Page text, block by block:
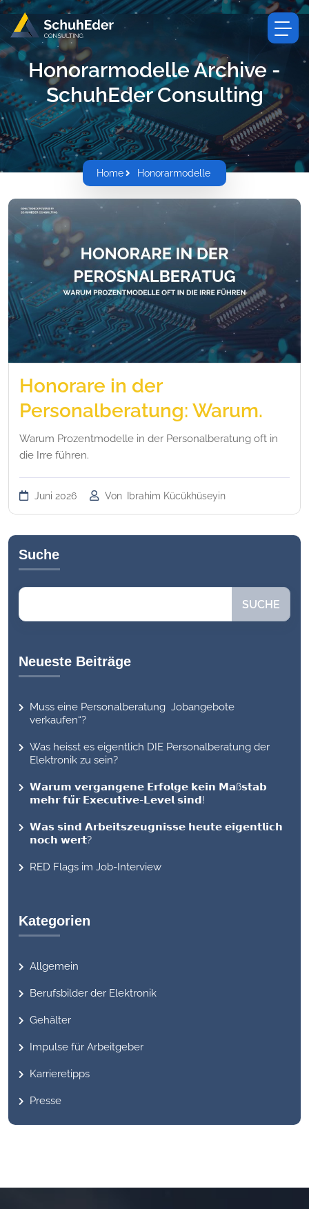
Honorarmodelle Archive -
SchuhEder Consulting
Home Honorarmodelle
Honorare in der
Personalberatung: Warum.
Warum Prozentmodelle in der Personalberatung oft in
die Irre führen.
Juni 2026 Von Ibrahim Kücükhüseyin
Suche
Suchen SUCHE
Neueste Beiträge
Muss eine Personalberatung Jobangebote
verkaufen“?
Was heisst es eigentlich DIE Personalberatung der
Elektronik zu sein?
𝗪𝗮𝗿𝘂𝗺 𝘃𝗲𝗿𝗴𝗮𝗻𝗴𝗲𝗻𝗲 𝗘𝗿𝗳𝗼𝗹𝗴𝗲 𝗸𝗲𝗶𝗻 𝗠𝗮ß𝘀𝘁𝗮𝗯
𝗺𝗲𝗵𝗿 𝗳𝘂̈𝗿 𝗘𝘅𝗲𝗰𝘂𝘁𝗶𝘃𝗲-𝗟𝗲𝘃𝗲𝗹 𝘀𝗶𝗻𝗱!
𝗪𝗮𝘀 𝘀𝗶𝗻𝗱 𝗔𝗿𝗯𝗲𝗶𝘁𝘀𝘇𝗲𝘂𝗴𝗻𝗶𝘀𝘀𝗲 𝗵𝗲𝘂𝘁𝗲 𝗲𝗶𝗴𝗲𝗻𝘁𝗹𝗶𝗰𝗵
𝗻𝗼𝗰𝗵 𝘄𝗲𝗿𝘁?
RED Flags im Job-Interview
Kategorien
Allgemein
Berufsbilder der Elektronik
Gehälter
Impulse für Arbeitgeber
Karrieretipps
Presse